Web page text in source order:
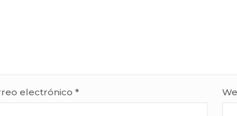
electrónico*